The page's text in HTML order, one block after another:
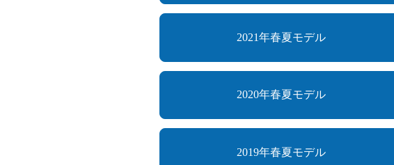
2021年春夏モデル
2020年春夏モデル
2019年春夏モデル